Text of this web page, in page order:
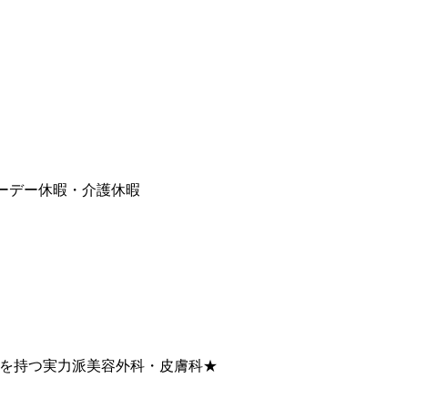
デー休暇・介護休暇
持つ実力派美容外科・皮膚科★